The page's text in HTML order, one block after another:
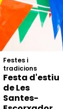
Festes i
tradicions
Festa d'estiu
de Les
Santes-